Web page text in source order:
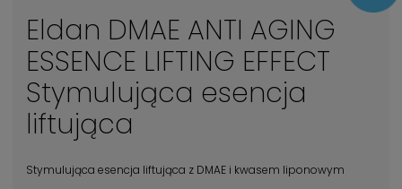
Eldan DMAE ANTI AGING
ESSENCE LIFTING EFFECT
Stymulująca esencja
liftująca
Stymulująca esencja liftująca z DMAE i kwasem liponowym